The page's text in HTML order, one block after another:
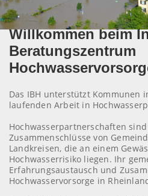
Willkommen beim
Beratungszentrum
Das IBH unterstützt Kommunen
laufenden Arbeit in
Hochwasserpartnerschaften
Zusammenschlüsse von
Landkreisen, die an einem
Hochwasserrisiko liegen. Ihr
Erfahrungsaustausch und
Hochwasservorsorge in